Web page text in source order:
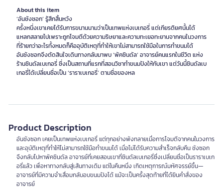
About this item
‘อันชังซอก’ รู้สึกสิ้นหวัง
ครั้งหนึ่งเขาเคยได้รับการขนานนามว่าเป็นเทพแห่งเบเกอรี่ แต่เกียรติยศนั้นได้
แหลกสลายไปเพราะถูกโจมตีด้วยความริษยาและความทะเยอทะยานจากคนในวงการ
ที่ร้ายกว่าอะไรทั้งหมดก็คืออุบัติเหตุที่ทำให้เขาไม่สามารถใช้มือในการทำขนมได้
อันชังซอกจึงตัดสินใจเดินทางกลับมาพบ ‘พัคชินดัล’ อาจารย์คนแรกในชีวิต แห่ง
ร้านชินดัลเบเกอรี่ ซึ่งเป็นสถานที่แรกที่สอนวิชาทำขนมปังให้กับเขา แต่วันนี้ชินดัลเบ
เกอรี่ได้เปลี่ยนชื่อเป็น ‘ราราเบเกอรี่’ ตามชื่อของหล
Product Description
อันชังซอก เคยเป็นเทพแห่งเบเกอรี่ แต่ทุกอย่างพังทลายเมื่อการโจมตีจากคนในวงการ
และอุบัติเหตุที่ทำให้ไม่สามารถใช้มือทำขนมได้ เมื่อไม่ได้รับความสำเร็จกลับคืน ชังซอก
จึงกลับไปหาพัคชินดัล อาจารย์ที่เคยสอนเขาที่ชินดัลเบเกอรี่ซึ่งเปลี่ยนชื่อเป็นราราเบเก
อรี่แล้ว เพื่อหาทางกลับสู่เส้นทางเดิม แต่ในคืนหนึ่ง เกิดเหตุการณ์มหัศจรรย์ขึ้น—
อาจารย์ที่มีความจำเสื่อมกลับอบขนมปังได้ แม้จะเป็นครั้งสุดท้ายที่ได้ยินคำสั่งของ
อาจารย์